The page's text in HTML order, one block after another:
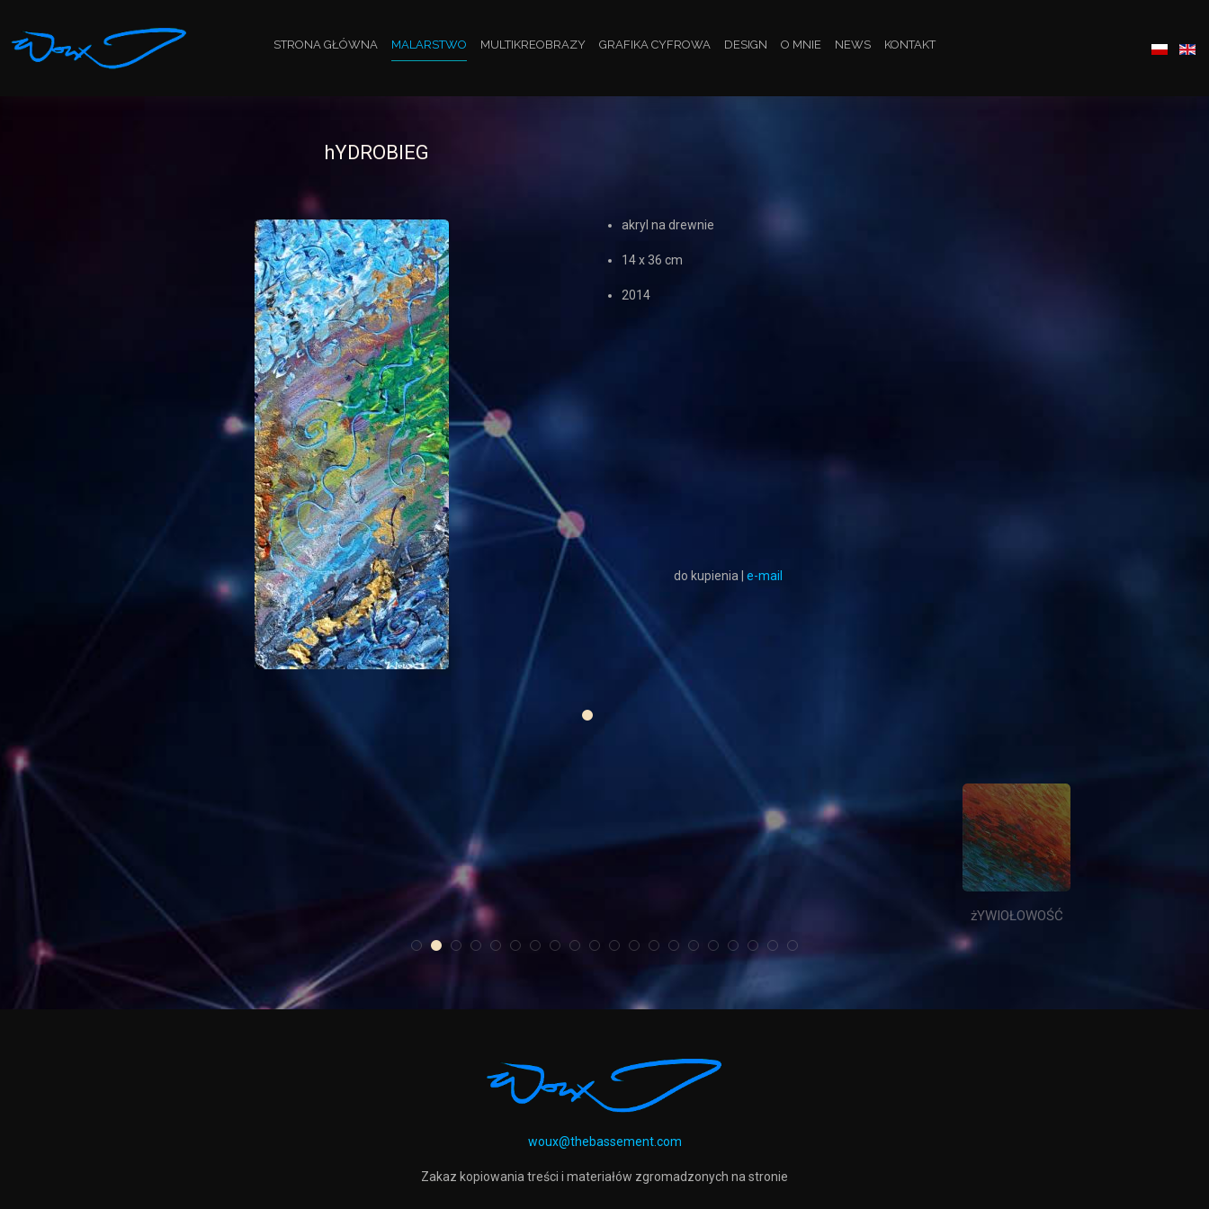
STRONA GŁÓWNA MALARSTWO MULTIKREOBRAZY GRAFIKA CYFROWA DESIGN O MNIE NEWS KONTAKT
hYDROBIEG
hYDROBIEG
akryl na drewnie
14 x 36 cm
2014
do kupienia | e-mail
zMYSŁYWOLNE kOSMEDANCJA
woux@thebassement.com
Zakaz kopiowania treści i materiałów zgromadzonych na stronie